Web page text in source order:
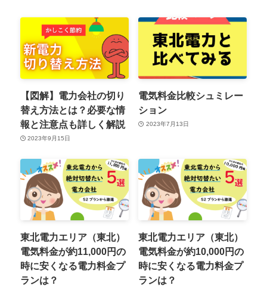
【図解】電力会社の切り
替え方法とは？必要な情
報と注意点も詳しく解説
2023年9月15日
電気料金比較シュミレー
ション
2023年7月13日
東北電力エリア（東北）
電気料金が約11,000円の
時に安くなる電力料金プ
ランは？
東北電力エリア（東北）
電気料金が約10,000円の
時に安くなる電力料金プ
ランは？